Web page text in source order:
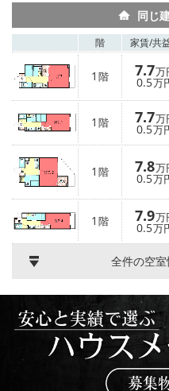
同じ
階 家賃/共
1 階 7.7万
0.5万
1 階 7.7万
0.5万
1 階 7.8万
0.5万
1 階 7.9万
0.5万
全件の空